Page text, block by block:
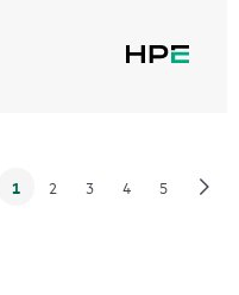
1 2 3 4 5